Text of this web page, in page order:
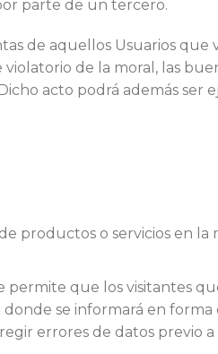
parte de un tercero.
de aquellos Usuarios que
de la moral, las
acto podrá además ser
productos o servicios en la
permite que los visitantes
se informará en
errores de datos previo